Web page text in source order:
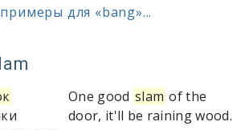
для «bang»...
One good slam of the
door, it'll be raining wood.